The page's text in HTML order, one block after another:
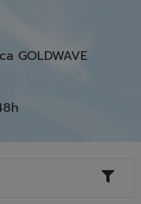
GOLDWAVE